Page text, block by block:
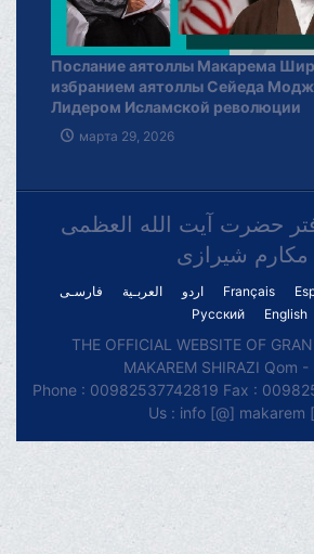
Послание аятоллы Макарема
избранием аятоллы Сейеда
Лидером Исламской революции
марта 29, 2026
حضرت آیت الله العظمی
مکارم شیرازی
فارسـی العربـیة اردو Français
Русский
English
THE OFFICIAL WEBSITE OF
MAKAREM SHIRAZI Qom -
Phone : 00982537742819 Fax :
Us : info [@] makarem